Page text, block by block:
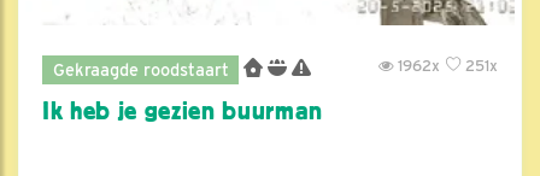
Gekraagde roodstaart 251x
1962x
Ik heb je gezien buurman